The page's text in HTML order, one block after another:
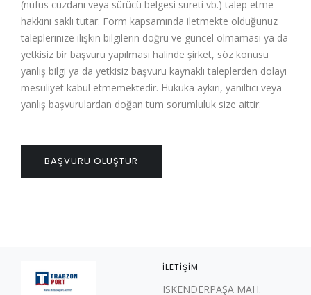
(nüfus cüzdanı veya sürücü belgesi sureti vb.) talep etme
hakkını saklı tutar. Form kapsamında iletmekte olduğunuz
taleplerinize ilişkin bilgilerin doğru ve güncel olmaması ya da
yetkisiz bir başvuru yapılması halinde şirket, söz konusu
yanlış bilgi ya da yetkisiz başvuru kaynaklı taleplerden dolayı
mesuliyet kabul etmemektedir. Hukuka aykırı, yanıltıcı veya
yanlış başvurulardan doğan tüm sorumluluk size aittir.
BAŞVURU OLUŞTUR
İLETIŞIM
ISKENDERPAŞA MAH.